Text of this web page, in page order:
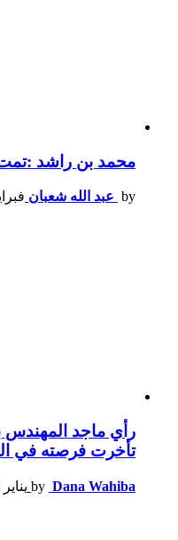
محمد بن راشد :تمت
by عبد الله شعبان فبراير 9, 2021,
رأي ماجد
تأخرت فرصته في
by Dana Wahiba يناير 3, 2023, 8:02 م